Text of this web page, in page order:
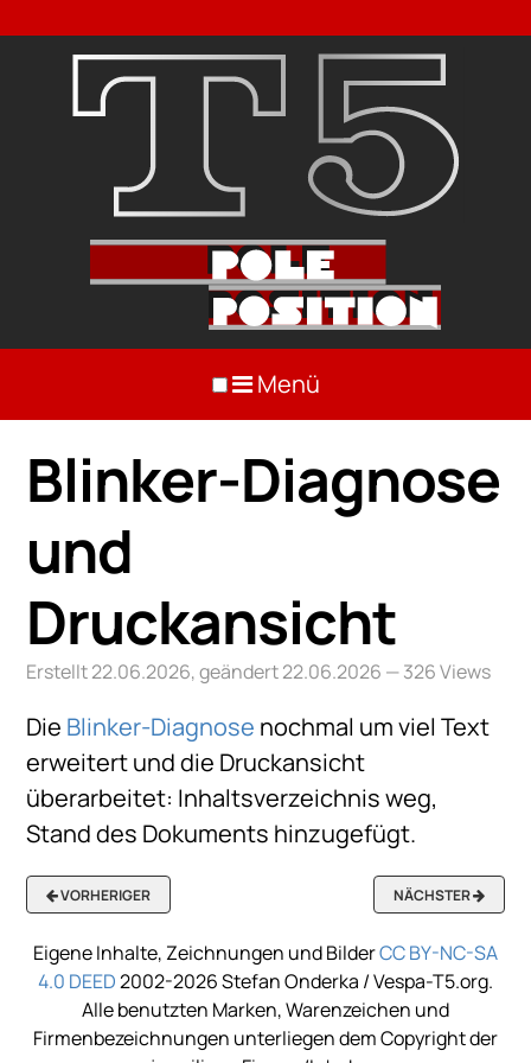
Menü
Blinker-Diagnose
und
Druckansicht
Erstellt 22.06.2026, geändert 22.06.2026 — 326 Views
Die Blinker-Diagnose nochmal um viel Text
erweitert und die Druckansicht
überarbeitet: Inhaltsverzeichnis weg,
Stand des Dokuments hinzugefügt.
VORHERIGER NÄCHSTER
Eigene Inhalte, Zeichnungen und BilderCC BY-NC-SA
4.0 DEED2002-2026 Stefan Onderka / Vespa-T5.org.
Alle benutzten Marken, Warenzeichen und
Firmenbezeichnungen unterliegen dem Copyright der